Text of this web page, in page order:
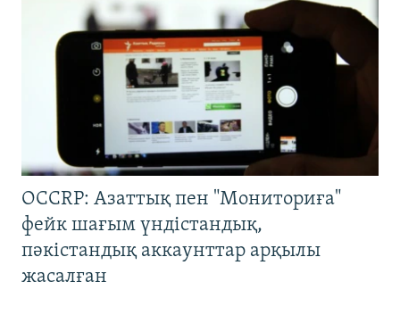
OCCRP: Азаттық пен "Мониториға"
фейк шағым үндістандық,
пәкістандық аккаунттар арқылы
жасалған